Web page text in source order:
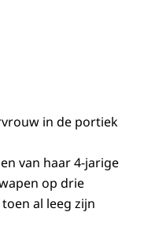
in de portiek
van haar 4-jarige
op drie
al leeg zijn